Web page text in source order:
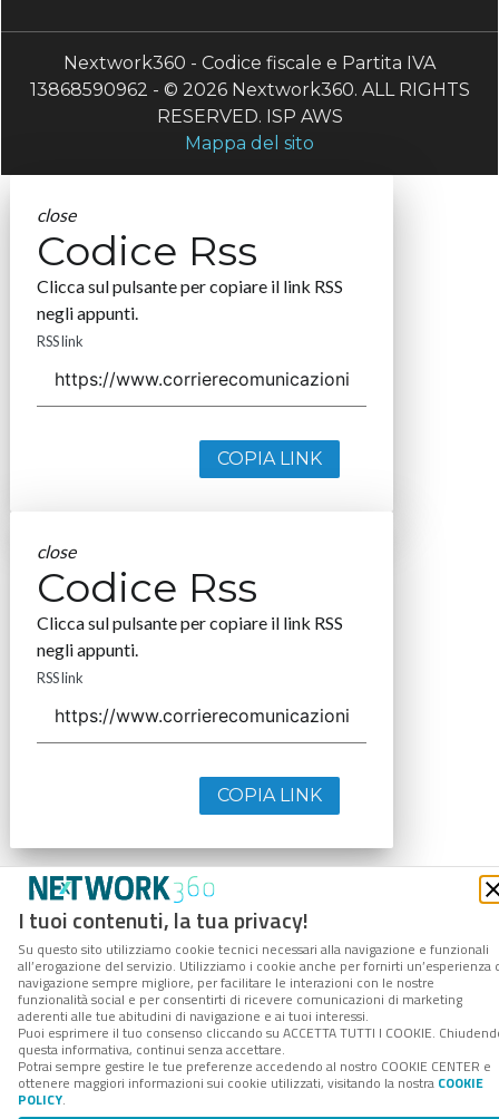
I tuoi contenuti, la tua privacy!
Su questo sito utilizziamo cookie tecnici necessari alla navigazione e funzionali
all’erogazione del servizio. Utilizziamo i cookie anche per fornirti un’esperienza
navigazione sempre migliore, per facilitare le interazioni con le nostre
funzionalità social e per consentirti di ricevere comunicazioni di marketing
aderenti alle tue abitudini di navigazione e ai tuoi interessi.
Puoi esprimere il tuo consenso cliccando su ACCETTA TUTTI I COOKIE.
questa informativa, continui senza accettare.
Potrai sempre gestire le tue preferenze accedendo al nostro COOKIE CENTER e
ottenere maggiori informazioni sui cookie utilizzati, visitando la nostra COOKIE
POLICY.
Nextwork360 - Codice fiscale e Partita IVA
13868590962 - © 2026 Nextwork360. ALL RIGHTS
RESERVED. ISP AWS
Mappa del sito
close
Codice Rss
Clicca sul pulsante per copiare il link RSS
negli appunti.
RSS link
COPIA LINK
close
Codice Rss
Clicca sul pulsante per copiare il link RSS
negli appunti.
RSS link
COPIA LINK